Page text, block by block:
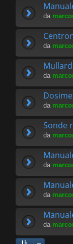
da
da
da
da
Sonde
da
da
da
da